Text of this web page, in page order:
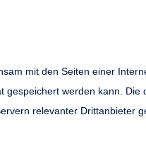
mit den Seiten einer
werden kann.
relevanter Drittanbieter